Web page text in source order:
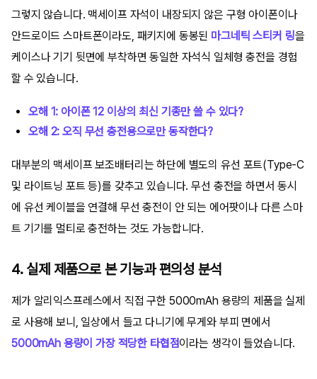
그렇지 않습니다. 맥세이프 자석이 내장되지 않은 구형 아이폰이나
안드로이드 스마트폰이라도, 패키지에 동봉된 마그네틱 스티커 링을
케이스나 기기 뒷면에 부착하면 동일한 자석식 일체형 충전을 경험
할 수 있습니다.
오해 1: 아이폰 12 이상의 최신 기종만 쓸 수 있다?
오해 2: 오직 무선 충전용으로만 동작한다?
대부분의 맥세이프 보조배터리는 하단에 별도의 유선 포트(Type-C
및 라이트닝 포트 등)를 갖추고 있습니다. 무선 충전을 하면서 동시
에 유선 케이블을 연결해 무선 충전이 안 되는 에어팟이나 다른 스마
트 기기를 멀티로 충전하는 것도 가능합니다.
4. 실제 제품으로 본 기능과 편의성 분석
제가 알리익스프레스에서 직접 구한 5000mAh 용량의 제품을 실제
로 사용해 보니, 일상에서 들고 다니기에 무게와 부피 면에서
5000mAh 용량이 가장 적당한 타협점이라는 생각이 들었습니다.